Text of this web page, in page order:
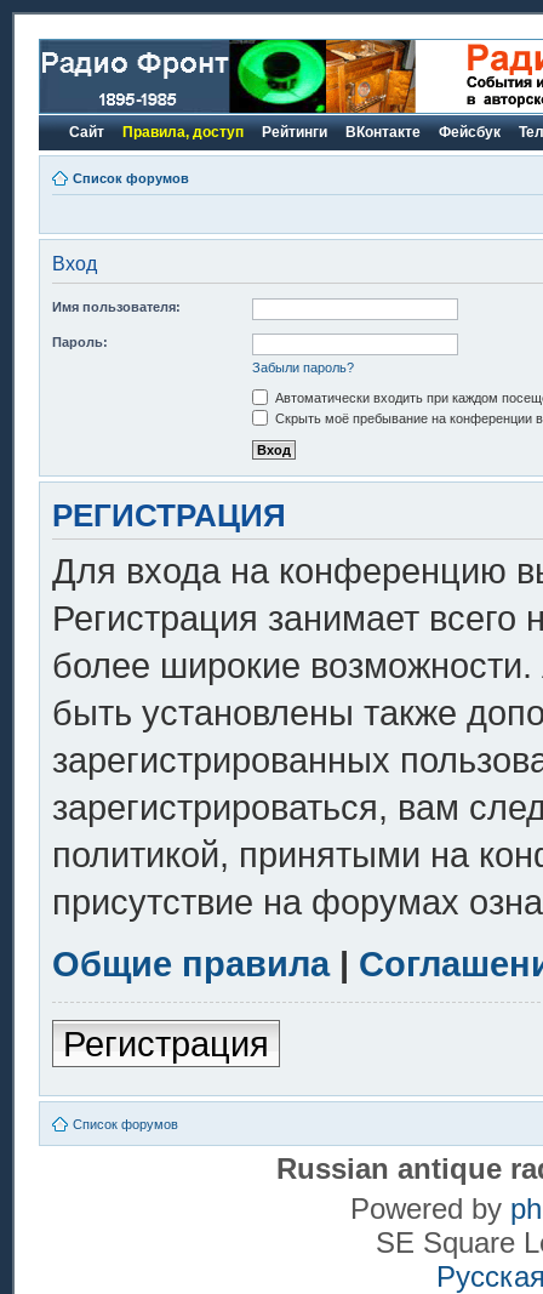
Сайт Правила, доступ Рейтинги ВКонтакте Фейсбук
Список форумов
Вход
Имя пользователя:
Пароль:
Забыли пароль?
Автоматически входить при каждом
Скрыть моё пребывание на конференции в
РЕГИСТРАЦИЯ
Для входа на конференцию
Регистрация занимает всего
более широкие
быть установлены также
зарегистрированных
зарегистрироваться, вам
политикой, принятыми на
присутствие на форумах
Общие правила|
Регистрация
Список форумов
Russian antique
Powered by
SE Square